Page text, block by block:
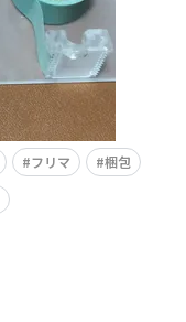
フリマ
梱包